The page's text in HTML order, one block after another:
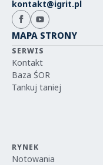
kontakt@igrit.pl
MAPA STRONY
SERWIS
Kontakt
Baza ŚOR
Tankuj taniej
RYNEK
Notowania